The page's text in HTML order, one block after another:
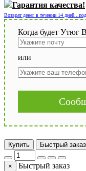
Гарантия качества!
Возврат денег в течении 14
Когда будет Утюг
или
Купить Быстрый заказ
× Быстрый заказ